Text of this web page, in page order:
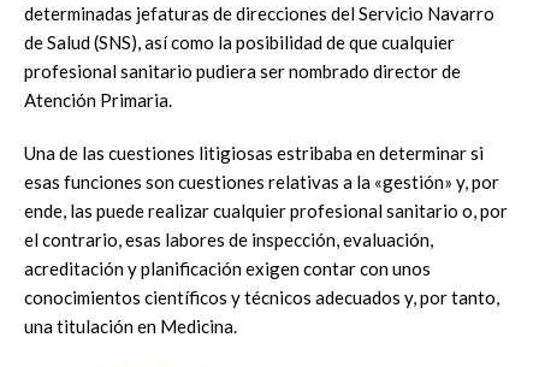
determinadas jefaturas de direcciones del Servicio Navarro
de Salud (SNS), así como la posibilidad de que cualquier
profesional sanitario pudiera ser nombrado director de
Atención Primaria.
Una de las cuestiones litigiosas estribaba en determinar si
esas funciones son cuestiones relativas a la «gestión» y, por
ende, las puede realizar cualquier profesional sanitario o, por
el contrario, esas labores de inspección, evaluación,
acreditación y planificación exigen contar con unos
conocimientos científicos y técnicos adecuados y, por tanto,
una titulación en Medicina.